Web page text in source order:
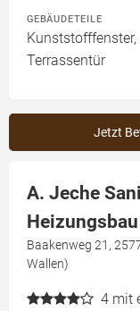
GEBÄUDETEILE
Kunststofffenster,
Terrassentür
Jetzt
A. Jeche
Heizungsbau
Baakenweg 21,
Wallen)
4 mit